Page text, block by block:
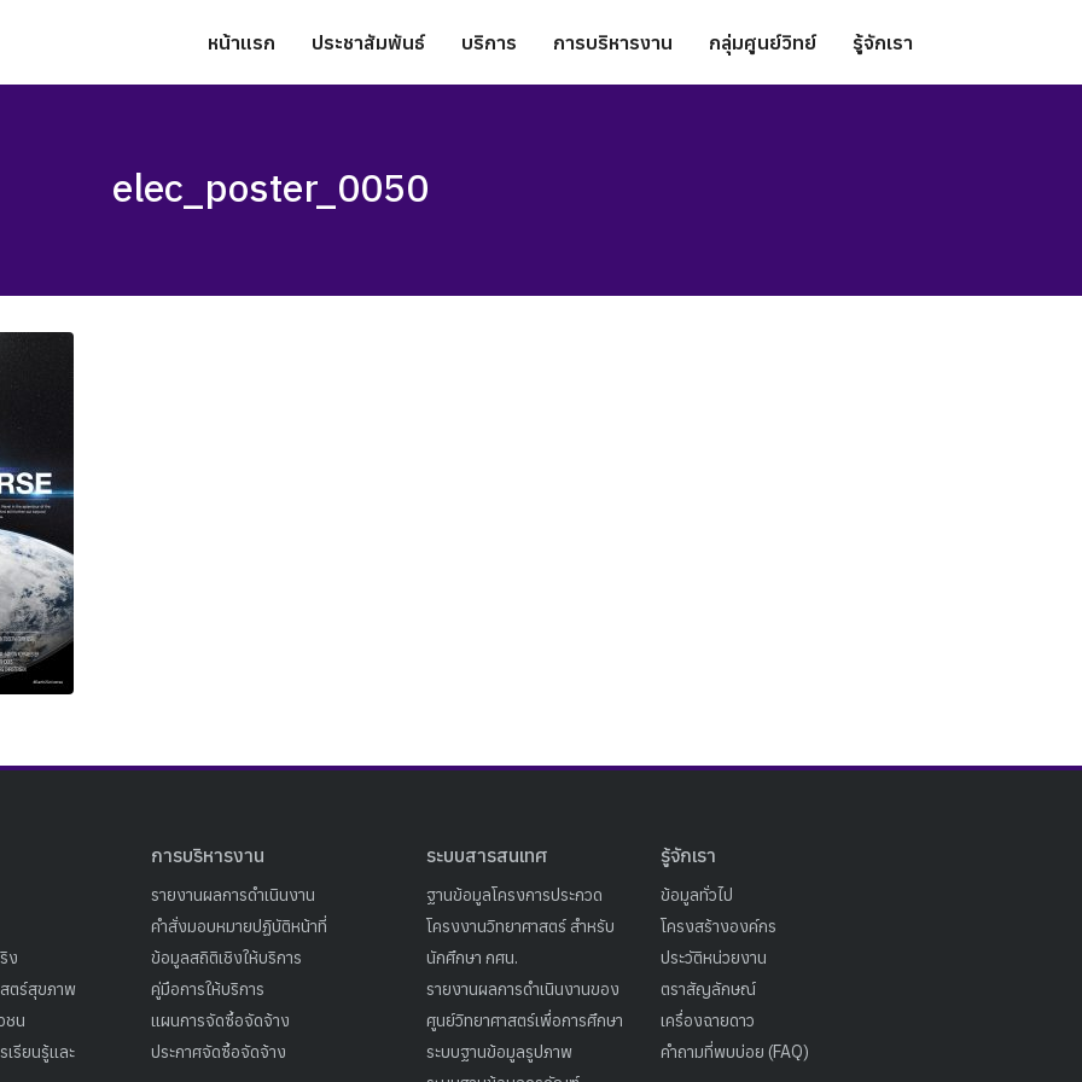
หน้าแรก ประชาสัมพันธ์ บริการ การบริหารงาน กลุ่มศูนย์วิทย์ รู้จักเรา
elec_poster_0050
ง
ตร์สุขภาพ
ชน
เรียนรู้และ
การบริหารงาน
รายงานผลการดำเนินงาน
คำสั่งมอบหมายปฏิบัติหน้าที่
ข้อมูลสถิติเชิงให้บริการ
คู่มือการให้บริการ
แผนการจัดซื้อจัดจ้าง
ประกาศจัดซื้อจัดจ้าง
ระบบสารสนเทศ
ฐานข้อมูลโครงการประกวด
โครงงานวิทยาศาสตร์ สำหรับ
นักศึกษา กศน.
รายงานผลการดำเนินงานของ
ศูนย์วิทยาศาสตร์เพื่อการศึกษา
ระบบฐานข้อมูลรูปภาพ
รู้จักเรา
ข้อมูลทั่วไป
โครงสร้างองค์กร
ประวัติหน่วยงาน
ตราสัญลักษณ์
เครื่องฉายดาว
คำถามที่พบบ่อย (FAQ)